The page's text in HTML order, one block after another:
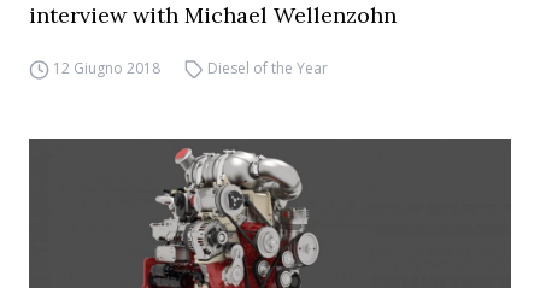
interview with Michael Wellenzohn
12 Giugno 2018 Diesel of the Year